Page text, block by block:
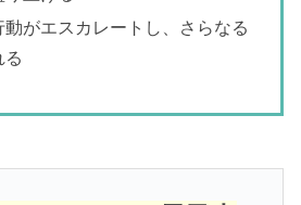
がエスカレートし、さらなる